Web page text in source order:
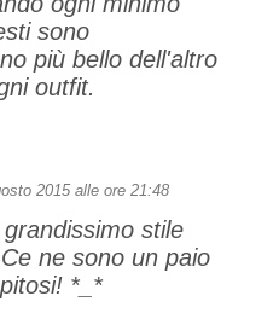
sono
più bello dell'altro
outfit.
2015 alle ore 21:48
stile
ne sono un paio
*_*